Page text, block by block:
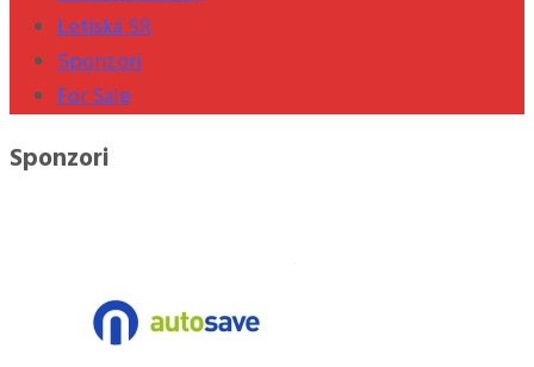
Letiská SR
Sponzori
For Sale
Sponzori